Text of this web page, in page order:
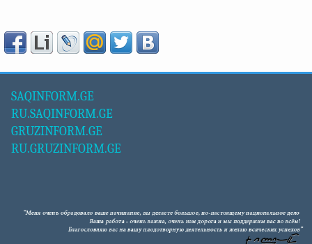
SAQINFORM.GE
RU.SAQINFORM.GE
GRUZINFORM.GE
RU.GRUZINFORM.GE